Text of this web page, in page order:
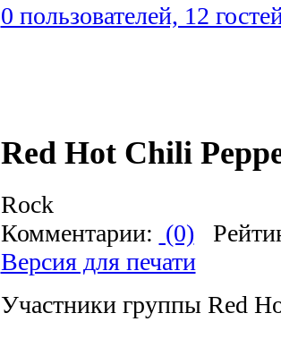
0 пользователей, 12
Red Hot Chili
Rock
Комментарии: (0)
Версия для печати
Участники группы Red